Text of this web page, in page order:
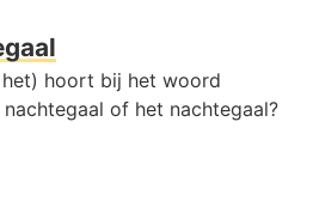
hoort bij het woord
of het nachtegaal?